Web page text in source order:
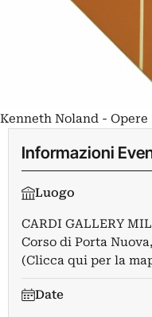
Kenneth Noland - Opere
Informazioni
Luogo
CARDI GALLERY
Corso di Porta
(Clicca qui per la
Date